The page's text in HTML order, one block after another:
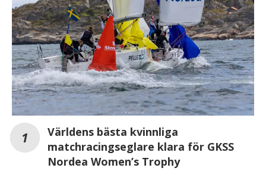
Världens bästa kvinnliga
matchracingseglare klara för GKSS
Nordea Women’s Trophy